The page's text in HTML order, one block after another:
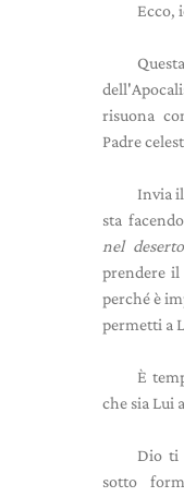
Ecco,
risuona
Padre
Invia
sta facendo
nel
prendere il
perché è
permetti a
È
che sia Lui
Dio ti
sotto